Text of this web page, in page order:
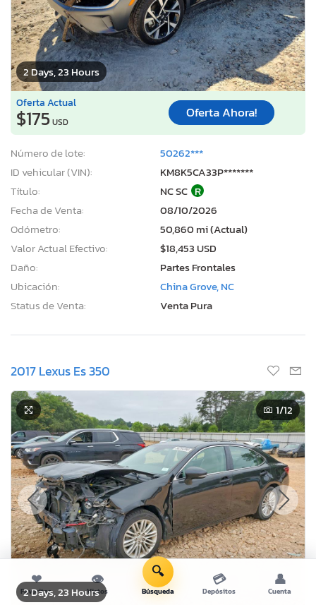
2 Days, 23 Hours
Oferta Actual
$175USD
Oferta Ahora!
Número de lote:
50262***
ID vehicular (VIN):
KM8K5CA33P*******
Título:
NC SC R
Fecha de Venta:
08/10/2026
Odómetro:
50,860 mi (Actual)
Valor Actual Efectivo:
$18,453 USD
Daño:
Partes Frontales
Ubicación:
China Grove, NC
Status de Venta:
Venta Pura
2017 Lexus Es 350
2 Days, 23 Hours
1/12
❤
Favoritos
👁
Vistos
🔍
Búsqueda
💳
Depósitos
👤
Cuenta